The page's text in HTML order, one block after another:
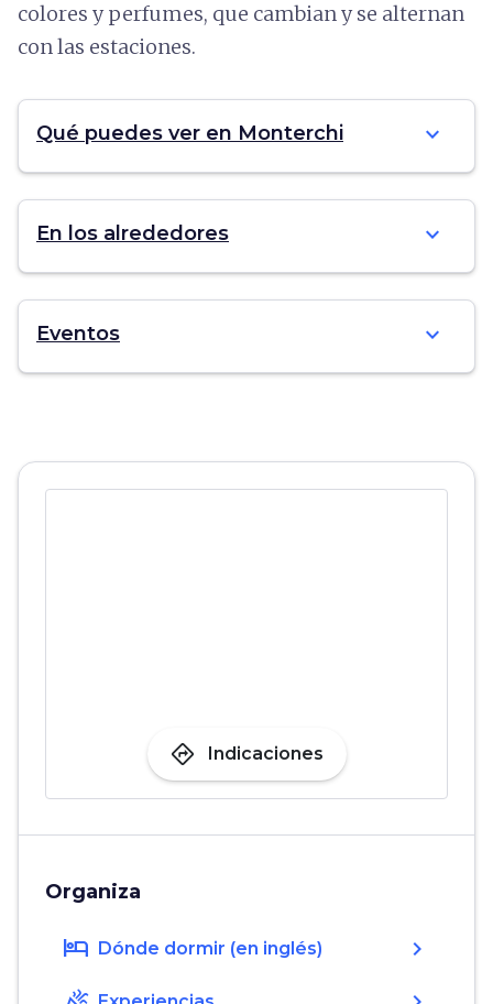
colores y perfumes, que cambian y se alternan
con las estaciones.
Qué puedes ver en Monterchi expand_more
En los alrededores expand_more
Eventos expand_more
directions Indicaciones
Organiza
hotel Dónde dormir (en inglés) chevron_right